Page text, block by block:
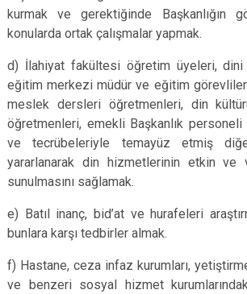
kurmak ve gerektiğinde Başkanlığın
konularda ortak çalışmalar yapmak.
d) İlahiyat fakültesi öğretim üyeleri,
eğitim merkezi müdür ve eğitim
meslek dersleri öğretmenleri, din
öğretmenleri, emekli Başkanlık
ve tecrübeleriyle temayüz etmiş
yararlanarak din hizmetlerinin etkin
sunulmasını sağlamak.
e) Batıl inanç, bid’at ve hurafeleri
bunlara karşı tedbirler almak.
f) Hastane, ceza infaz kurumları,
ve benzeri sosyal hizmet